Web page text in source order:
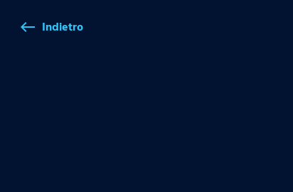
west Indietro